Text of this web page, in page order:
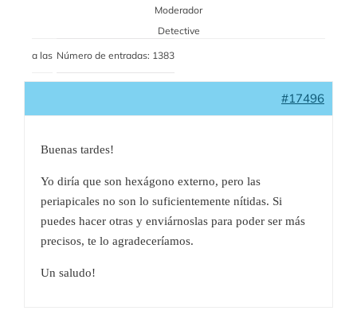
Moderador
Detective
a las Número de entradas: 1383
#17496
Buenas tardes!
Yo diría que son hexágono externo, pero las
periapicales no son lo suficientemente nítidas. Si
puedes hacer otras y enviárnoslas para poder ser más
precisos, te lo agradeceríamos.
Un saludo!